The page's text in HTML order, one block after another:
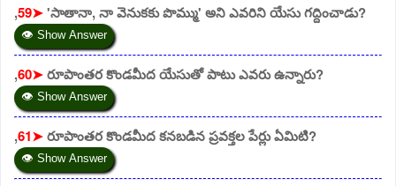
,59➤'సాతానా, నా వెనుకకు పొమ్ము' అని ఎవరిని యేసు గద్దించాడు?
👁 Show Answer
,60➤రూపాంతర కొండమీద యేసుతో పాటు ఎవరు ఉన్నారు?
👁 Show Answer
,61➤రూపాంతర కొండమీద కనబడిన ప్రవక్తల పేర్లు ఏమిటి?
👁 Show Answer